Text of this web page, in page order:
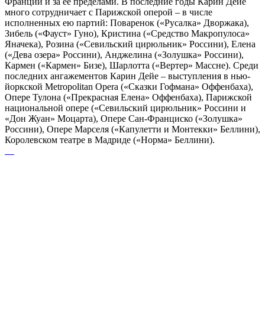
много сотрудничает с Парижской оперой – в числе
исполненных ею партий: Поваренок («Русалка» Дворжака),
Зибель («Фауст» Гуно), Кристина («Средство Макропулоса»
Яначека), Розина («Севильский цирюльник» Россини), Елена
(«Дева озера» Россини), Анджелина («Золушка» Россини),
Кармен («Кармен» Бизе), Шарлотта («Вертер» Массне). Среди
последних ангажементов Карин Дейе – выступления в нью-
йоркской Metropolitan Opera («Сказки Гофмана» Оффенбаха),
Опере Тулона («Прекрасная Елена» Оффенбаха), Парижской
национальной опере («Севильский цирюльник» Россини и
«Дон Жуан» Моцарта), Опере Сан-Франциско («Золушка»
Россини), Опере Марселя («Капулетти и Монтекки» Беллини),
Королевском театре в Мадриде («Норма» Беллини).